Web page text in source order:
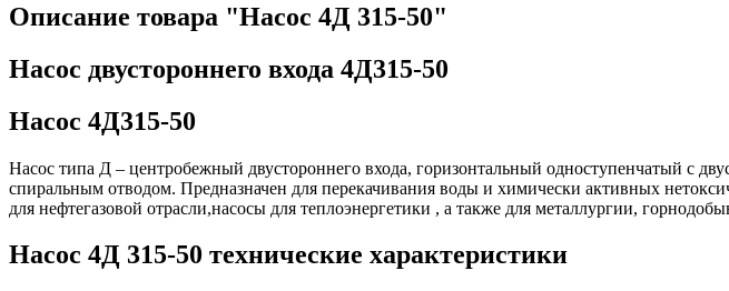
Описание товара "Насос 4Д 315-50"
Насос двустороннего входа 4Д315-50
Насос 4Д315-50
Насос типа Д – центробежный двустороннего входа, горизонтальный одноступенчатый с
спиральным отводом. Предназначен для перекачивания воды и химически активных
для нефтегазовой отрасли,насосы для теплоэнергетики , а также для металлургии,
Насос 4Д 315-50 технические характеристики